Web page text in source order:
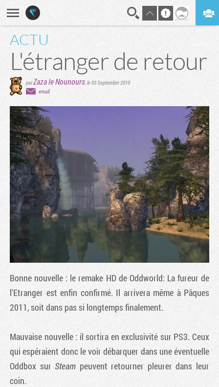
ACTU
L'étranger de retour
parZaza le Nounours,le 03 September 2010
email
Bonne nouvelle : le remake HD de Oddworld: La fureur de
l'Etranger est enfin confirmé. Il arrivera même à Pâques
2011, soit dans pas si longtemps finalement.
Mauvaise nouvelle : il sortira en exclusivité sur PS3. Ceux
qui espéraient donc le voir débarquer dans une éventuelle
Oddbox sur Steam peuvent retourner pleurer dans leur
coin.
Tribune